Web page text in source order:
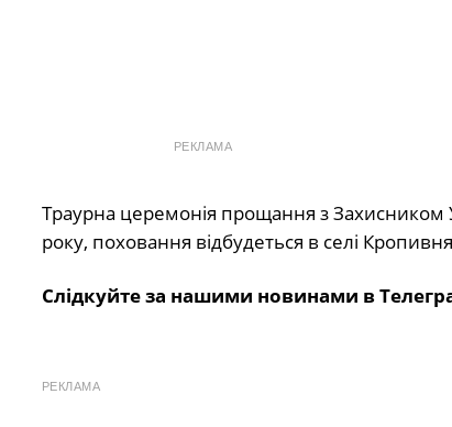
РЕКЛАМА
Траурна церемонія прощання з Захисником
року, поховання відбудеться в селі
Слідкуйте за нашими новинами в
РЕКЛАМА